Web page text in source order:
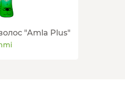
"Amla Plus"